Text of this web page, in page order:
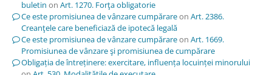
buletin on Art. 1270. Forţa obligatorie
Ce este promisiunea de vânzare cumpărareon Art. 2386.
Creanţele care beneficiază de ipotecă legală
Ce este promisiunea de vânzare cumpărareon Art. 1669.
Promisiunea de vânzare şi promisiunea de cumpărare
Obligația de întreținere: exercitare, influența locuinței minorului